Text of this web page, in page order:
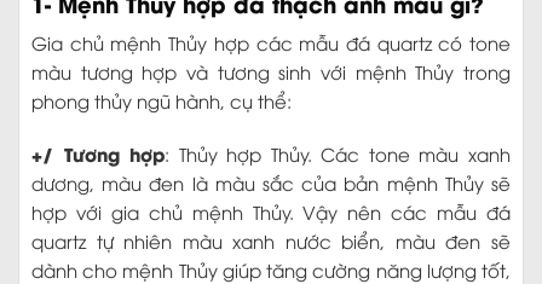
Gia chủ mệnh Thủy hợp các mẫu đá quartz có tone
màu tương hợp và tương sinh với mệnh Thủy trong
phong thủy ngũ hành, cụ thể:
+/ Tương hợp: Thủy hợp Thủy. Các tone màu xanh
dương, màu đen là màu sắc của bản mệnh Thủy sẽ
hợp với gia chủ mệnh Thủy. Vậy nên các mẫu đá
quartz tự nhiên màu xanh nước biển, màu đen sẽ
dành cho mệnh Thủy giúp tăng cường năng lượng tốt,